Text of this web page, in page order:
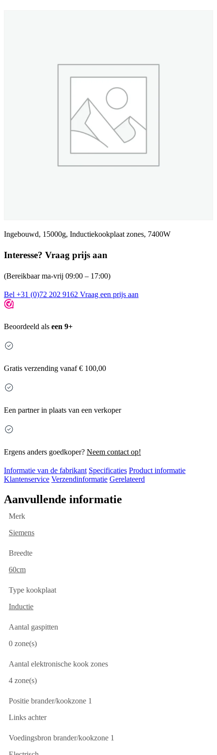
Ingebouwd, 15000g, Inductiekookplaat zones, 7400W
Interesse? Vraag prijs aan
(Bereikbaar ma-vrij 09:00 – 17:00)
Bel +31 (0)72 202 9162 Vraag een prijs aan
Beoordeeld als een 9+
Gratis verzending vanaf € 100,00
Een partner in plaats van een verkoper
Ergens anders goedkoper? Neem contact op!
Informatie van de fabrikant Specificaties Product informatie
Klantenservice Verzendinformatie Gerelateerd
Aanvullende informatie
Merk
Siemens
Breedte
60cm
Type kookplaat
Inductie
Aantal gaspitten
0 zone(s)
Aantal elektronische kook zones
4 zone(s)
Positie brander/kookzone 1
Links achter
Voedingsbron brander/kookzone 1